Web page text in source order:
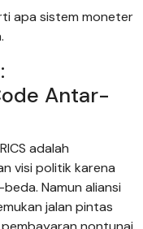
apa sistem moneter
Antar-
adalah
visi politik karena
Namun aliansi
jalan pintas